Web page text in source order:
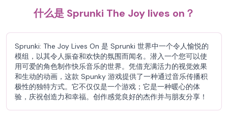
什么是 Sprunki The Joy lives on？
Sprunki: The Joy Lives On 是 Sprunki 世界中一个令人愉悦的
模组，以其令人振奋和欢快的氛围而闻名。潜入一个您可以使
用可爱的角色制作快乐音乐的世界。凭借充满活力的视觉效果
和生动的动画，这款 Spunky 游戏提供了一种通过音乐传播积
极性的独特方式。它不仅仅是一个游戏；它是一种暖心的体
验，庆祝创造力和幸福。创作感觉良好的杰作并与朋友分享！